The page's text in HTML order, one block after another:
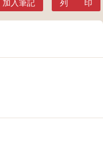
加入筆記 列 印